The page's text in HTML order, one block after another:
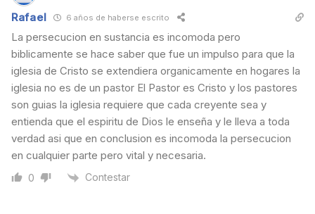
Rafael 6 años de haberse escrito
La persecucion en sustancia es incomoda pero
biblicamente se hace saber que fue un impulso para que la
iglesia de Cristo se extendiera organicamente en hogares la
iglesia no es de un pastor El Pastor es Cristo y los pastores
son guias la iglesia requiere que cada creyente sea y
entienda que el espiritu de Dios le enseña y le lleva a toda
verdad asi que en conclusion es incomoda la persecucion
en cualquier parte pero vital y necesaria.
0 Contestar